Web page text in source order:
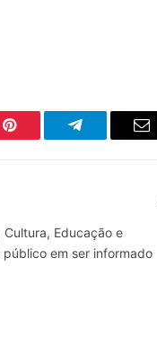
Pinterest TelegramaE-
Educação e
em ser informado